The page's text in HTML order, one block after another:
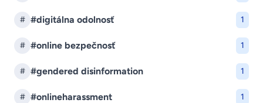
# #digitálna odolnosť 1
# #online bezpečnosť 1
# #gendered disinformation 1
# #onlineharassment 1